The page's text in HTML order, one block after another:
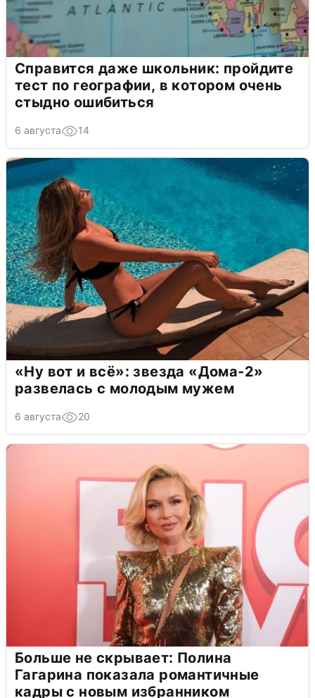
Справится даже школьник: пройдите
тест по географии, в котором очень
стыдно ошибиться
6 августа 14
«Ну вот и всё»: звезда «Дома-2»
развелась с молодым мужем
6 августа 20
Больше не скрывает: Полина
Гагарина показала романтичные
кадры с новым избранником